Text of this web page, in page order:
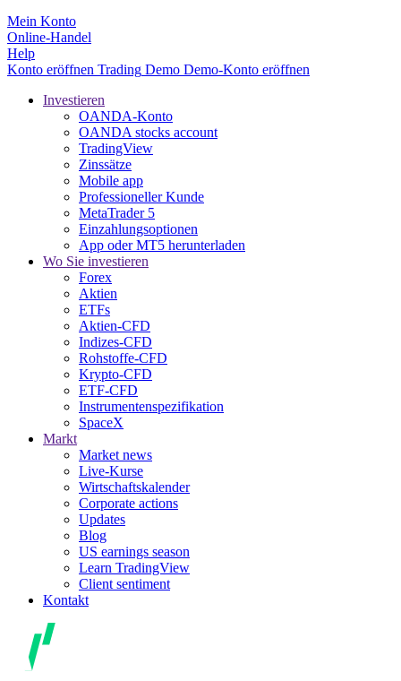
Mein Konto
Online-Handel
Help
Konto eröffnen Trading Demo Demo-Konto eröffnen
Investieren
OANDA-Konto
OANDA stocks account
TradingView
Zinssätze
Mobile app
Professioneller Kunde
MetaTrader 5
Einzahlungsoptionen
App oder MT5 herunterladen
Wo Sie investieren
Forex
Aktien
ETFs
Aktien-CFD
Indizes-CFD
Rohstoffe-CFD
Krypto-CFD
ETF-CFD
Instrumentenspezifikation
SpaceX
Markt
Market news
Live-Kurse
Wirtschaftskalender
Corporate actions
Updates
Blog
US earnings season
Learn TradingView
Client sentiment
Kontakt